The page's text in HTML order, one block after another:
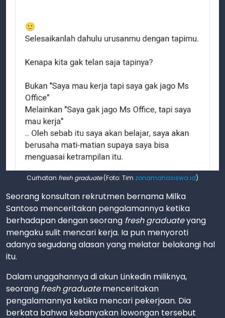
Curhatan fresh graduate(Foto: Tim zonamahasiswa.id)
Seorang konsultan rekrutmen bernama Milka
Santoso menceritakan pengalamannya ketika
berhadapan dengan seorang fresh graduateyang
mengaku sulit mencari kerja. Ia pun menyoroti
adanya segudang alasan yang melatar belakangi hal
itu.
Dalam unggahannya di akun Linkedin miliknya,
seorang fresh graduatemenceritakan
pengalamannya ketika mencari pekerjaan. Dia
berkata bahwa kebanyakan lowongan tersebut